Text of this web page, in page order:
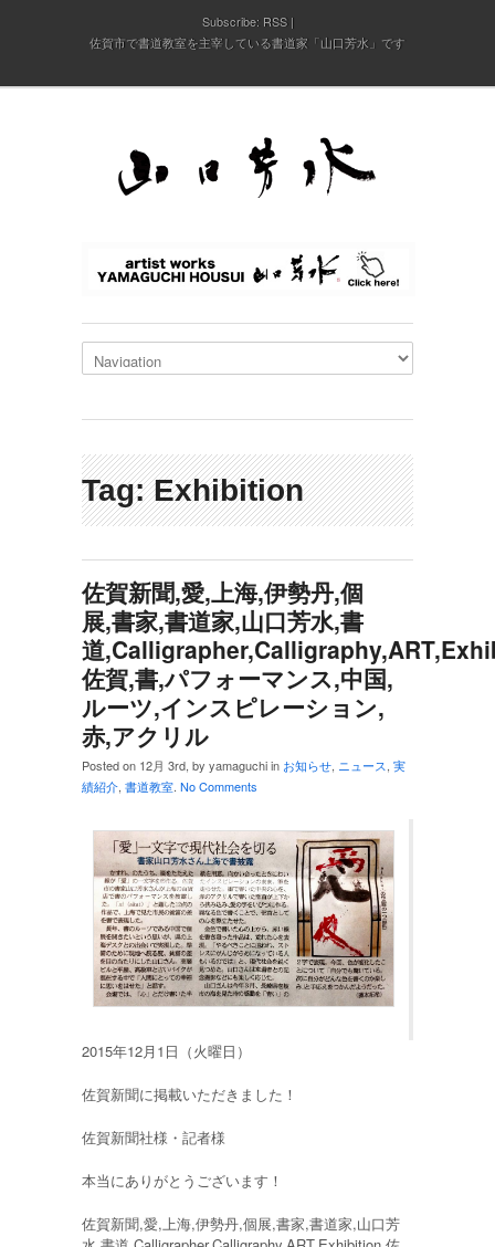
Subscribe: RSS
佐賀市で書道教室を主宰している書道家「山口芳水」です
Tag: Exhibition
佐賀新聞,愛,上海,伊勢丹,個
展,書家,書道家,山口芳水,書
道
佐賀,書,パフォーマンス,中国,
ルーツ,インスピレーション,
赤,アクリル
Posted on 12月 3rd, by yamaguchi in お知らせ, ニュース, 実
績紹介, 書道教室. No Comments
2015年12月1日（火曜日）
佐賀新聞に掲載いただきました！
佐賀新聞社様・記者様
本当にありがとうございます！
佐賀新聞,愛,上海,伊勢丹,個展,書家,書道家,山口芳